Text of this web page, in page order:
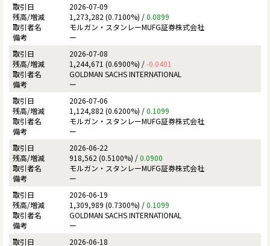
2026-07-09
1,273,282 (0.7100%) /0.0899
モルガン・スタンレーMUFG証券株式会社
ー
2026-07-08
1,244,671 (0.6900%) /-0.0401
GOLDMAN SACHS INTERNATIONAL
ー
2026-07-06
1,124,882 (0.6200%) /0.1099
モルガン・スタンレーMUFG証券株式会社
ー
2026-06-22
918,562 (0.5100%) /0.0900
モルガン・スタンレーMUFG証券株式会社
ー
2026-06-19
1,309,989 (0.7300%) /0.1099
GOLDMAN SACHS INTERNATIONAL
ー
2026-06-18